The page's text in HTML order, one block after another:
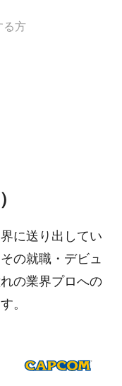
る方
に送り出してい
の就職・デビュ
の業界プロへの
。